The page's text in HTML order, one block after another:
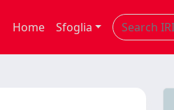
Home Sfoglia